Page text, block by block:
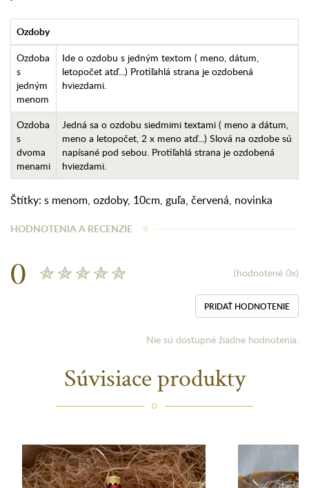
Ozdoby
Ozdoba
s
jedným
menom
Ide o ozdobu s jedným textom ( meno, dátum,
letopočet atď...) Protiľahlá strana je ozdobená
hviezdami.
Ozdoba
s
dvoma
menami
Jedná sa o ozdobu siedmimi textami ( meno a dátum,
meno a letopočet, 2 x meno atď...) Slová na ozdobe sú
napísané pod sebou. Protiľahlá strana je ozdobená
hviezdami.
Štítky: s menom, ozdoby, 10cm, guľa, červená, novinka
HODNOTENIA A RECENZIE
0 (hodnotené 0x)
PRIDAŤ HODNOTENIE
Nie sú dostupné žiadne hodnotenia.
Súvisiace produkty